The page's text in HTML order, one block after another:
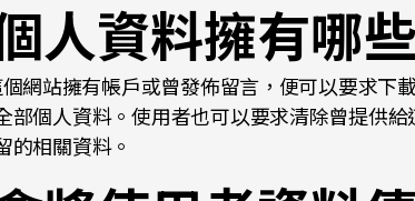
人資料擁有哪
網站擁有帳戶或曾發佈留言，便可以要求
部個人資料。使用者也可以要求清除曾提供
的相關資料。